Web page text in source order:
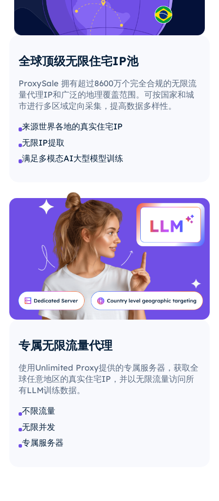
全球顶级无限住宅IP池
ProxySale 拥有超过8600万个完全合规的无限流
量代理IP和广泛的地理覆盖范围。可按国家和城
市进行多区域定向采集，提高数据多样性。
来源世界各地的真实住宅IP
无限IP提取
满足多模态AI大型模型训练
专属无限流量代理
使用Unlimited Proxy提供的专属服务器，获取全
球任意地区的真实住宅IP，并以无限流量访问所
有LLM训练数据。
不限流量
无限并发
专属服务器